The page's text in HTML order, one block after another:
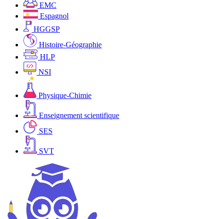
EMC
Espagnol
HGGSP
Histoire-Géographie
HLP
NSI
Physique-Chimie
Enseignement scientifique
SES
SVT